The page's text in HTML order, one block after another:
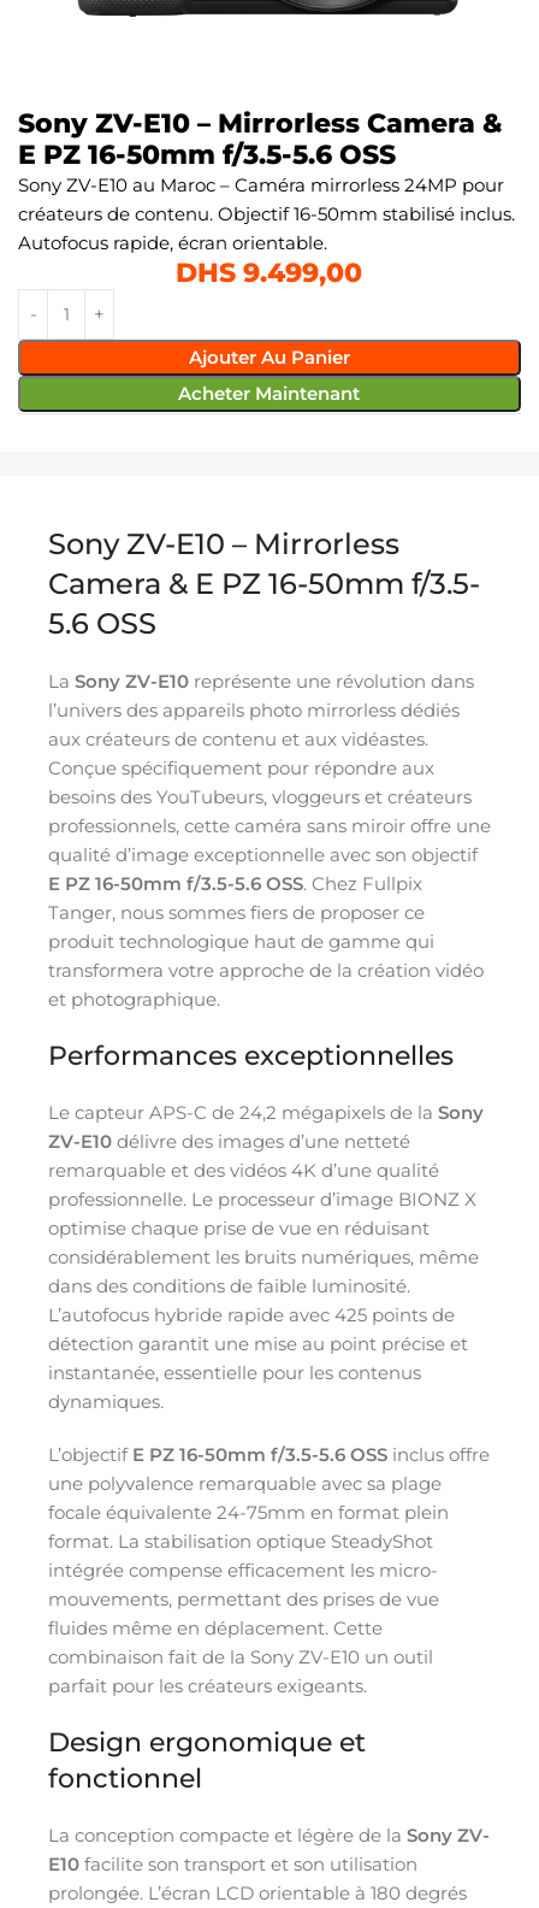
Sony ZV-E10 – Mirrorless Camera &
E PZ 16-50mm f/3.5-5.6 OSS
Sony ZV-E10 au Maroc – Caméra mirrorless 24MP pour
créateurs de contenu. Objectif 16-50mm stabilisé inclus.
Autofocus rapide, écran orientable.
DHS 9.499,00
Ajouter Au Panier
Acheter Maintenant
Sony ZV-E10 – Mirrorless
Camera & E PZ 16-50mm f/3.5-
5.6 OSS
La Sony ZV-E10 représente une révolution dans
l’univers des appareils photo mirrorless dédiés
aux créateurs de contenu et aux vidéastes.
Conçue spécifiquement pour répondre aux
besoins des YouTubeurs, vloggeurs et créateurs
professionnels, cette caméra sans miroir offre une
qualité d’image exceptionnelle avec son objectif
E PZ 16-50mm f/3.5-5.6 OSS. Chez Fullpix
Tanger, nous sommes fiers de proposer ce
produit technologique haut de gamme qui
transformera votre approche de la création vidéo
et photographique.
Performances exceptionnelles
Le capteur APS-C de 24,2 mégapixels de la Sony
ZV-E10 délivre des images d’une netteté
remarquable et des vidéos 4K d’une qualité
professionnelle. Le processeur d’image BIONZ X
optimise chaque prise de vue en réduisant
considérablement les bruits numériques, même
dans des conditions de faible luminosité.
L’autofocus hybride rapide avec 425 points de
détection garantit une mise au point précise et
instantanée, essentielle pour les contenus
dynamiques.
L’objectif E PZ 16-50mm f/3.5-5.6 OSS inclus offre
une polyvalence remarquable avec sa plage
focale équivalente 24-75mm en format plein
format. La stabilisation optique SteadyShot
intégrée compense efficacement les micro-
mouvements, permettant des prises de vue
fluides même en déplacement. Cette
combinaison fait de la Sony ZV-E10 un outil
parfait pour les créateurs exigeants.
Design ergonomique et
fonctionnel
La conception compacte et légère de la Sony ZV-
E10 facilite son transport et son utilisation
prolongée. L’écran LCD orientable à 180 degrés